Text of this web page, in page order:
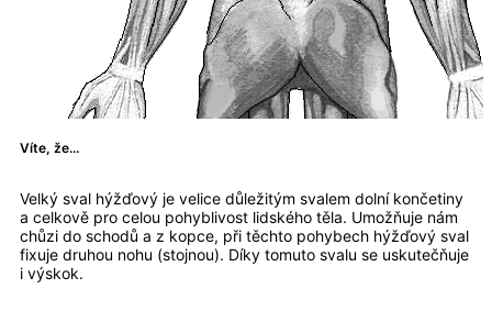
Víte, že...
Velký sval hýžďový je velice důležitým svalem dolní končetiny
a celkově pro celou pohyblivost lidského těla. Umožňuje nám
chůzi do schodů a z kopce, při těchto pohybech hýžďový sval
fixuje druhou nohu (stojnou). Díky tomuto svalu se uskutečňuje
i výskok.